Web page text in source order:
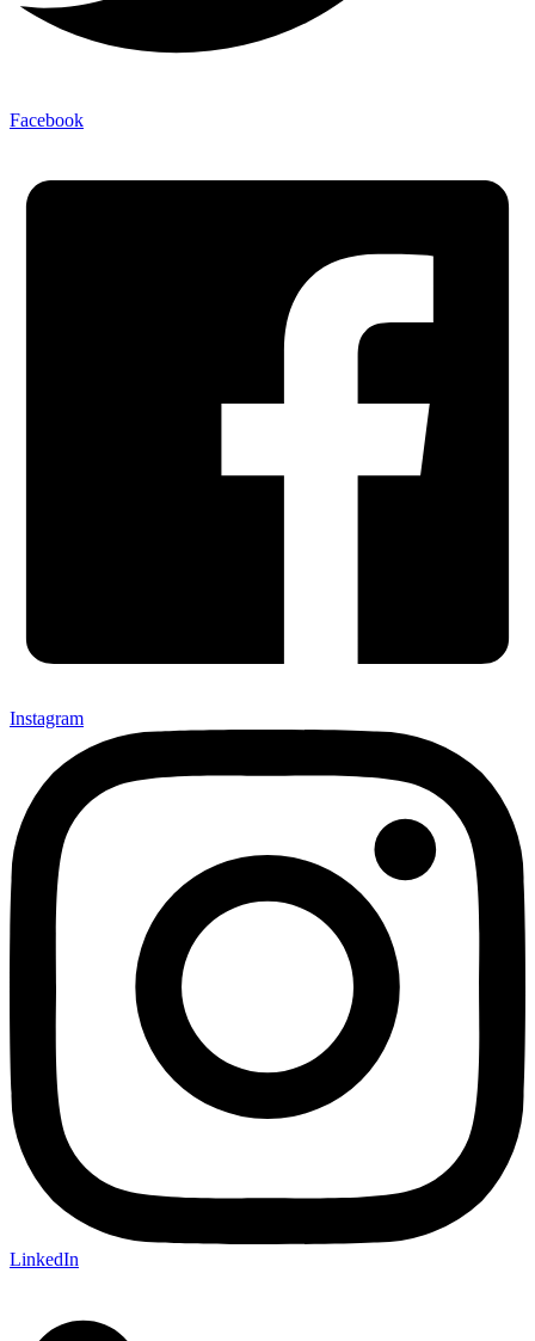
Facebook
Instagram
LinkedIn